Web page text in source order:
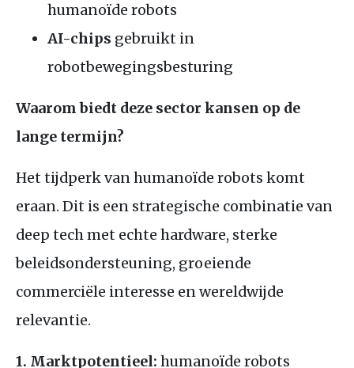
humanoïde robots
AI-chips gebruikt in
robotbewegingsbesturing
Waarom biedt deze sector kansen op de
lange termijn?
Het tijdperk van humanoïde robots komt
eraan. Dit is een strategische combinatie van
deep tech met echte hardware, sterke
beleidsondersteuning, groeiende
commerciële interesse en wereldwijde
relevantie.
1. Marktpotentieel: humanoïde robots